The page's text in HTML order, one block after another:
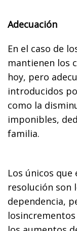
Adecuación
En el caso de
mantienen los
hoy, pero
introducidos
como la
imponibles,
familia.
Los únicos que
resolución son
dependencia,